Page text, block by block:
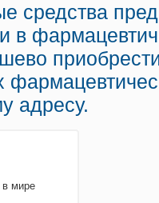
средства
в
адресу.
мире